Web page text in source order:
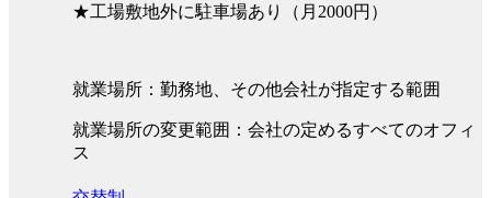
★工場敷地外に駐車場あり（月2000円）
就業場所：勤務地、その他会社が指定する範囲
就業場所の変更範囲：会社の定めるすべてのオフィ
ス